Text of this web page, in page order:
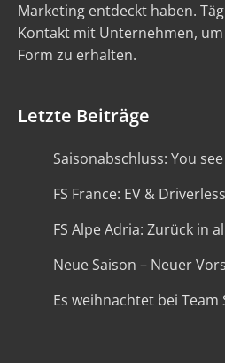
Marketing entdeckt haben.
Kontakt mit Unternehmen,
Form zu erhalten.
Letzte Beiträge
Saisonabschluss: You
FS France: EV & Driverless
FS Alpe Adria: Zurück in
Neue Saison – Neuer
Es weihnachtet bei